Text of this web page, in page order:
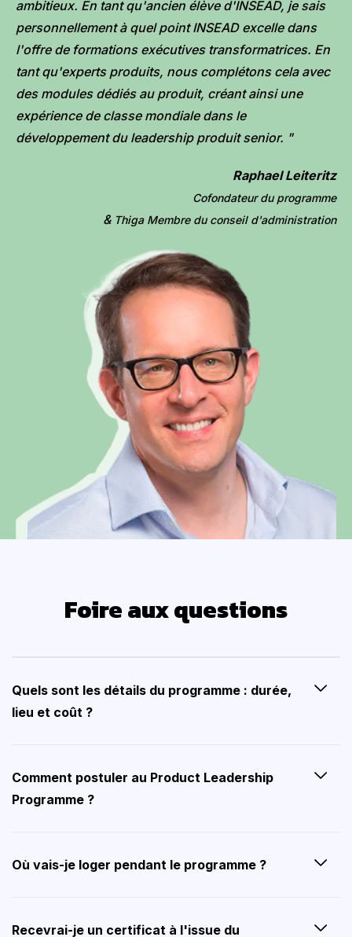
ambitieux. En tant qu'ancien élève d'INSEAD, je sais
personnellement à quel point INSEAD excelle dans
l'offre de formations exécutives transformatrices. En
tant qu'experts produits, nous complétons cela avec
des modules dédiés au produit, créant ainsi une
expérience de classe mondiale dans le
développement du leadership produit senior. "
Raphael Leiteritz
Cofondateur du programme
&Thiga Membre du conseil d'administration
Foire aux questions
Quels sont les détails du programme : durée,
lieu et coût ?
Comment postuler au Product Leadership
Programme ?
Où vais-je loger pendant le programme ?
Recevrai-je un certificat à l'issue du